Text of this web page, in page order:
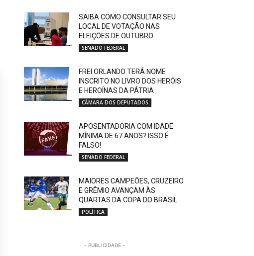
SAIBA COMO CONSULTAR SEU
LOCAL DE VOTAÇÃO NAS
ELEIÇÕES DE OUTUBRO
SENADO FEDERAL
FREI ORLANDO TERÁ NOME
INSCRITO NO LIVRO DOS HERÓIS
E HEROÍNAS DA PÁTRIA
CÂMARA DOS DEPUTADOS
APOSENTADORIA COM IDADE
MÍNIMA DE 67 ANOS? ISSO É
FALSO!
SENADO FEDERAL
MAIORES CAMPEÕES, CRUZEIRO
E GRÊMIO AVANÇAM ÀS
QUARTAS DA COPA DO BRASIL
POLÍTICA
- PUBLICIDADE -